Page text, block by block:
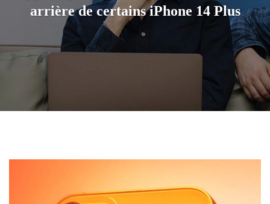
arrière de certains iPhone 14 Plus